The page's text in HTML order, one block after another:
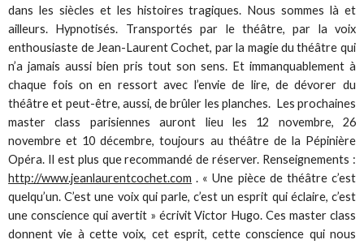
dans les siècles et les histoires tragiques. Nous sommes là et
ailleurs. Hypnotisés. Transportés par le théâtre, par la voix
enthousiaste de Jean-Laurent Cochet, par la magie du théâtre qui
n’a jamais aussi bien pris tout son sens. Et immanquablement à
chaque fois on en ressort avec l’envie de lire, de dévorer du
théâtre et peut-être, aussi, de brûler les planches. Les prochaines
master class parisiennes auront lieu les 12 novembre, 26
novembre et 10 décembre, toujours au théâtre de la Pépinière
Opéra. Il est plus que recommandé de réserver. Renseignements :
http://www.jeanlaurentcochet.com . « Une pièce de théâtre c’est
quelqu’un. C’est une voix qui parle, c’est un esprit qui éclaire, c’est
une conscience qui avertit » écrivit Victor Hugo. Ces master class
donnent vie à cette voix, cet esprit, cette conscience qui nous